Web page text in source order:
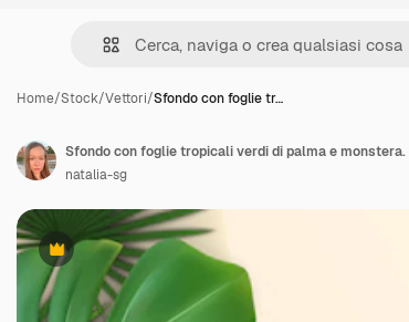
Home/Stock/Vettori/Sfondo con foglie tr…
Premium
Sfondo con foglie tropicali verdi di palma e monstera.
natalia-sg